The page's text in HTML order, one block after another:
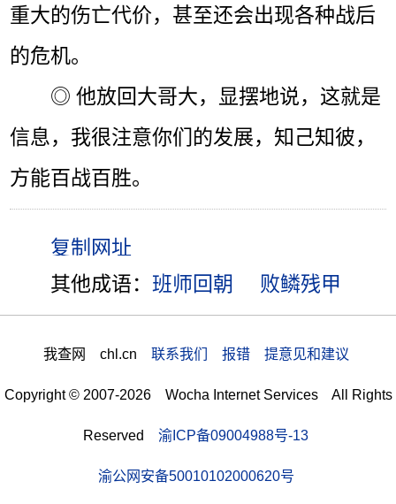
重大的伤亡代价，甚至还会出现各种战后
的危机。
◎ 他放回大哥大，显摆地说，这就是
信息，我很注意你们的发展，知己知彼，
方能百战百胜。
其他成语： 班师回朝 败鳞残甲
我查网 chl.cn 联系我们 报错 提意见和建议
Copyright © 2007-2026 Wocha Internet Services All Rights
Reserved 渝ICP备09004988号-13
渝公网安备50010102000620号